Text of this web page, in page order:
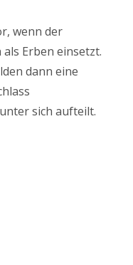
wenn der
Erben einsetzt.
dann eine
sich aufteilt.